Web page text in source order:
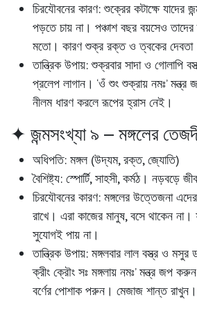
চিরযৌবনের কারণ:শুক্রের কটাক্ষে যাদের
পড়তে চায় না। পঞ্চাশ বছর বয়সেও
মতো। কারণ শুক্র রক্ত ও ত্বকের
তান্ত্রিক উপায়:শুক্রবার সাদা ও গোলাপি
প্রলেপ লাগান। ‘ওঁ শুং শুক্রায় নমঃ’ মন্ত্র
নীলম ধারণ করলে রূপের হ্রাস নেই।
✦ জন্মসংখ্যা ৯ – মঙ্গলের
অধিপতি: মঙ্গল (উদ্যম, রক্ত, জ্যোতি)
বৈশিষ্ট্য: স্পোর্টি, সাহসী, কর্মঠ। নড়বড়ে
চিরযৌবনের কারণ: মঙ্গলের উত্তেজনা
রাখে। এরা কাজের মানুষ, বসে থাকেন
সুযোগই পায় না।
তান্ত্রিক উপায়: মঙ্গলবার লাল বস্ত্র ও
ক্রীং ক্রৌং সঃ মঙ্গলায় নমঃ’ মন্ত্র জপ
বর্ণের পোশাক পরুন। মেজাজ শান্ত রাখুন।